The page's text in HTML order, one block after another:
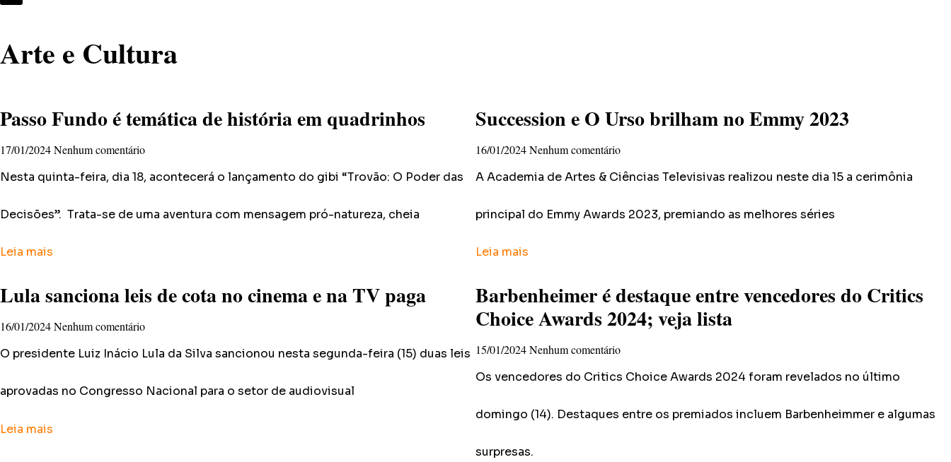
Arte e Cultura
Passo Fundo é temática de história em quadrinhos
17/01/2024Nenhum comentário
Nesta quinta-feira, dia 18, acontecerá o lançamento do gibi “Trovão: O Poder das
Decisões”. Trata-se de uma aventura com mensagem pró-natureza, cheia
Leia mais
Succession e O Urso brilham no Emmy 2023
16/01/2024Nenhum comentário
A Academia de Artes & Ciências Televisivas realizou neste dia 15 a cerimônia
principal do Emmy Awards 2023, premiando as melhores séries
Leia mais
Lula sanciona leis de cota no cinema e na TV paga
16/01/2024Nenhum comentário
O presidente Luiz Inácio Lula da Silva sancionou nesta segunda-feira (15) duas leis
aprovadas no Congresso Nacional para o setor de audiovisual
Leia mais
Barbenheimer é destaque entre vencedores do Critics
Choice Awards 2024; veja lista
15/01/2024Nenhum comentário
Os vencedores do Critics Choice Awards 2024 foram revelados no último
domingo (14). Destaques entre os premiados incluem Barbenheimmer e algumas
surpresas.